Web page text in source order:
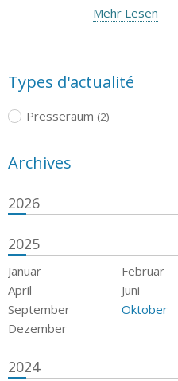
Mehr Lesen
Types d'actualité
Presseraum (2)
Archives
2026
2025
Januar Februar
April
Juni
September
Oktober
Dezember
2024